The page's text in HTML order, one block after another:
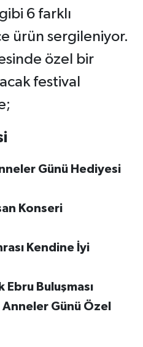
6 farklı
ürün sergileniyor.
özel bir
festival
Günü Hediyesi
Konseri
Kendine İyi
Ebru Buluşması
Günü Özel